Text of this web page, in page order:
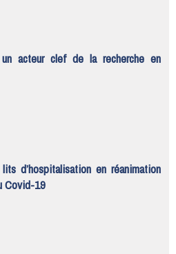
acteur clef de la recherche en
d’hospitalisation en réanimation
Covid-19